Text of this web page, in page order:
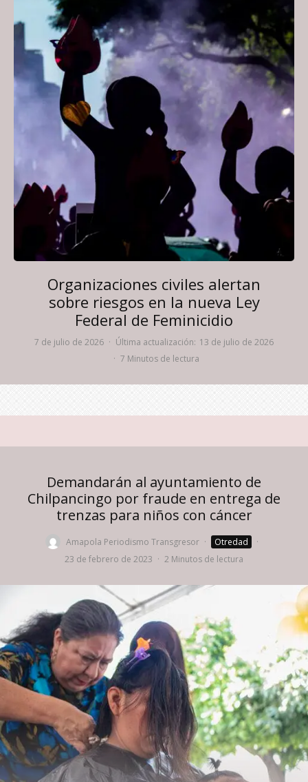
Organizaciones civiles alertan
sobre riesgos en la nueva Ley
Federal de Feminicidio
7 de julio de 2026 · Última actualización: 13 de julio de 2026
· 7 Minutos de lectura
Demandarán al ayuntamiento de
Chilpancingo por fraude en entrega de
trenzas para niños con cáncer
Amapola Periodismo Transgresor · Otredad
·
23 de febrero de 2023 · 2 Minutos de lectura